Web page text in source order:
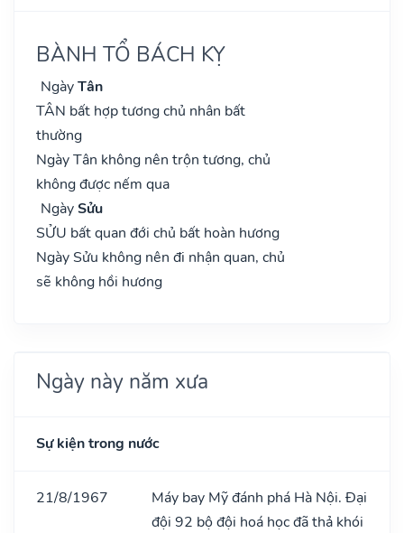
BÀNH TỔ BÁCH KỴ
NgàyTân
TÂN bất hợp tương chủ nhân bất
thường
Ngày Tân không nên trộn tương, chủ
không được nếm qua
NgàySửu
SỬU bất quan đới chủ bất hoàn hương
Ngày Sửu không nên đi nhận quan, chủ
sẽ không hồi hương
Ngày này năm xưa
Sự kiện trong nước
21/8/1967
Máy bay Mỹ đánh phá Hà Nội. Đại
đội 92 bộ đội hoá học đã thả khói